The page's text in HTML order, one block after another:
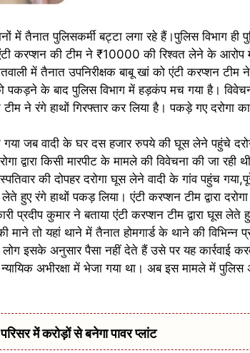
में तैनात पुलिसकर्मी बट्टा लगा रहे हैं।पुलिस विभाग ही
करप्शन की टीम ने ₹10000 की रिश्वत लेने के आरोप
में तैनात उपनिरीक्षक बाबू खां को एंटी करप्शन टीम
पकड़ने के बाद पुलिस विभाग में हड़कंप मच गया है।
ने रंगे हाथों गिरफ्तार कर लिया है। पकड़े गए दरोगा
जब वादी के घर दस हजार रुपये की घूस लेने पहुंचे
द्वारा किसी मारपीट के मामले की विवेचना की जा रही
की दोपहर दरोगा घूस लेने वादी के गांव पहुंच
रंगे हाथों पकड़ लिया। एंटी करप्शन टीम द्वारा दरोगा
प्रदीप कुमार ने बताया एंटी करप्शन टीम द्वारा घूस लेते
माने तो यहां थाने में तैनात होमगार्ड के थाने की विभिन्न
इसके अनुसार पैसा नहीं देते हैं उसे पर यह कार्रवाई
न्यायिक अभीरक्षा में भेजा गया था। अब इस मामले में पुलिस
में करोड़ों से बनेगा पावर प्लांट